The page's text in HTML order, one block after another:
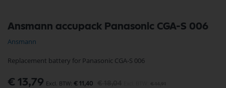
Ansmann accupack Panasonic CGA-S 006
Ansmann
Replacement battery for Panasonic CGA-S 006
Speciale
€ 13,79 € 11,40
naar
het
begin
de
gallerij